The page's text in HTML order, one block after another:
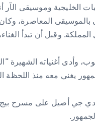
الخليجية وموسيقى الآر
بالموسيقى المعاصرة،
وقبل أن تبدأ
وأدى أغنياته الشهيرة
يغني معه منذ اللحظة
مع دي جي أصيل على مسرح